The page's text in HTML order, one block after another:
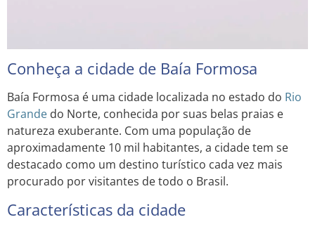
Conheça a cidade de Baía Formosa
Baía Formosa é uma cidade localizada no estado do Rio
Grande do Norte, conhecida por suas belas praias e
natureza exuberante. Com uma população de
aproximadamente 10 mil habitantes, a cidade tem se
destacado como um destino turístico cada vez mais
procurado por visitantes de todo o Brasil.
Características da cidade